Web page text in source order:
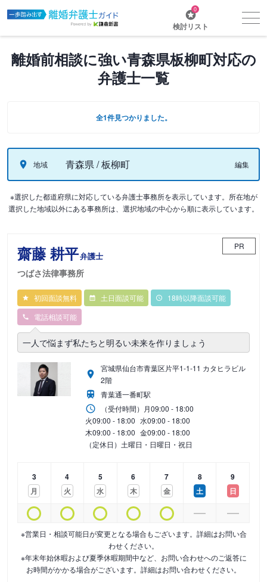
0
検討リスト
離婚前相談に強い青森県板柳町対応の
弁護士一覧
全1件見つかりました。
地域 青森県 / 板柳町 編集
※選択した都道府県に対応している弁護士事務所を表示しています。所在地が
選択した地域以外にある事務所は、選択地域の中心から順に表示しています。
齋藤 耕平弁護士
つばさ法律事務所
PR
初回面談無料 土日面談可能
18時以降面談可能
電話相談可能
一人で悩まず私たちと明るい未来を作りましょう
宮城県仙台市青葉区片平1-1-11 カタヒラビル
2階
青葉通一番町駅
（受付時間） 月09:00 - 18:00
火09:00 - 18:00 水09:00 - 18:00
木09:00 - 18:00 金09:00 - 18:00
（定休日）土曜日・日曜日・祝日
3
月
4
火
5
水
6
木
7
金
8
土
9
日
※営業日・相談可能日が変更となる場合もございます。詳細はお問い合
わせください。
※年末年始休暇および夏季休暇期間中など、お問い合わせへのご返答に
お時間がかかる場合がございます。詳細はお問い合わせください。